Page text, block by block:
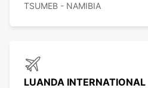
TSUMEB - NAMIBIA
LUANDA INTERNATIONAL